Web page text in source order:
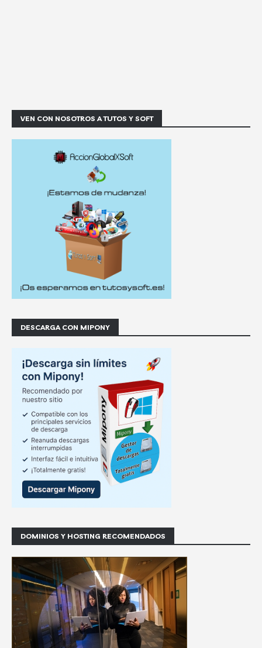
VEN CON NOSOTROS A TUTOS Y SOFT
DESCARGA CON MIPONY
DOMINIOS Y HOSTING RECOMENDADOS